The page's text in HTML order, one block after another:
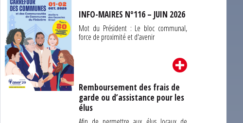
INFO-MAIRES N°116 – JUIN 2026
Mot du Président : Le bloc communal,
force de proximité et d'avenir
Remboursement des frais de
garde ou d’assistance pour les
élus